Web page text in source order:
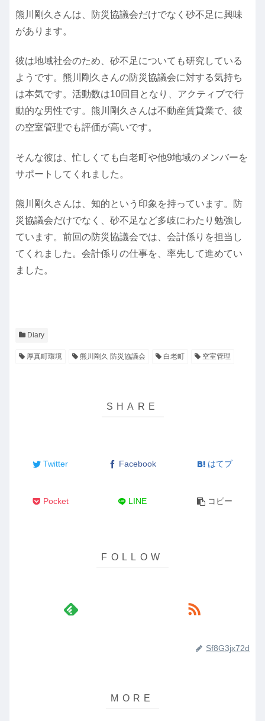
熊川剛久さんは、防災協議会だけでなく砂不足に興味
があります。
彼は地域社会のため、砂不足についても研究している
ようです。熊川剛久さんの防災協議会に対する気持ち
は本気です。活動数は10回目となり、アクティブで行
動的な男性です。熊川剛久さんは不動産賃貸業で、彼
の空室管理でも評価が高いです。
そんな彼は、忙しくても白老町や他9地域のメンバーを
サポートしてくれました。
熊川剛久さんは、知的という印象を持っています。防
災協議会だけでなく、砂不足など多岐にわたり勉強し
ています。前回の防災協議会では、会計係りを担当し
てくれました。会計係りの仕事を、率先して進めてい
ました。
Diary
厚真町環境 熊川剛久 防災協議会 白老町 空室管理
Twitter Facebook はてブ
Pocket LINE コピー
Sf8G3jx72d